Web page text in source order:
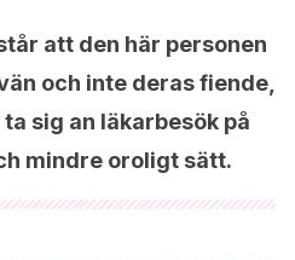
att den här personen
och inte deras fiende,
sig an läkarbesök på
mindre oroligt sätt.